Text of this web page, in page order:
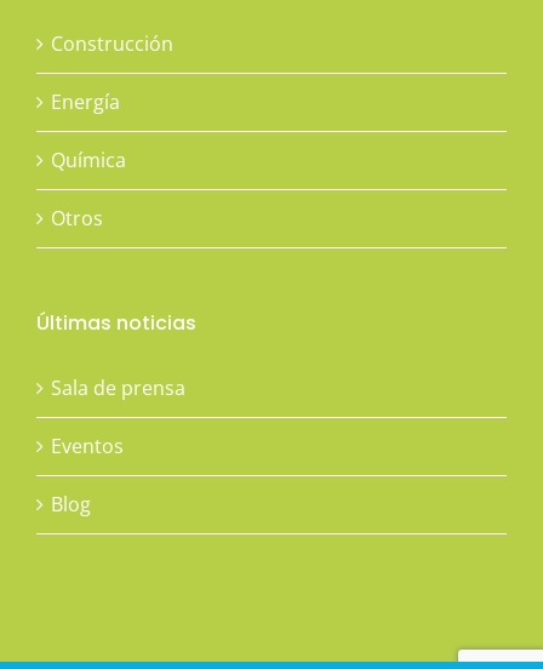
Construcción
Energía
Química
Otros
Últimas noticias
Sala de prensa
Eventos
Blog